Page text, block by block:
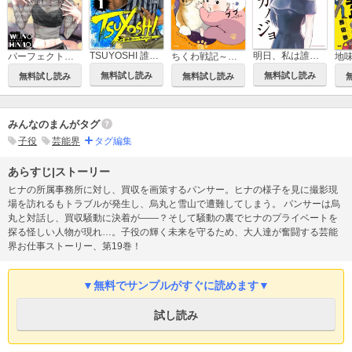
無料試し読み
TSUYOSHI 誰も勝てない、アイツには
無料試し読み 無料試し読み
明日、私は誰かのカノジョ
無料試し読み
みんなのまんがタグ
子役 芸能界 タグ編集
あらすじ|ストーリー
ヒナの所属事務所に対し、買収を画策するパンサー。ヒナの様子を見に撮影現
場を訪れるもトラブルが発生し、烏丸と雪山で遭難してしまう。 パンサーは烏
丸と対話し、買収騒動に決着が――？そして騒動の裏でヒナのプライベートを
探る怪しい人物が現れ…。子役の輝く未来を守るため、大人達が奮闘する芸能
界お仕事ストーリー、第19巻！
▼無料でサンプルがすぐに読めます▼
試し読み